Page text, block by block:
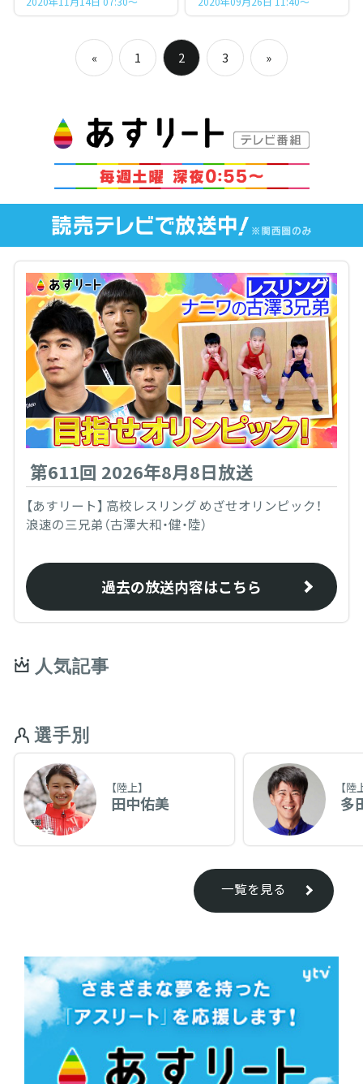
«Previous
Posts
1 2 3 Next
Posts
»
第611回 2026年8月8日放送
【あすリート】 高校レスリング めざせオリンピック！
浪速の三兄弟（古澤大和・健・陸）
過去の放送内容はこちら
人気記事
選手別
【陸上】
田中佑美
【陸
多
一覧を見る